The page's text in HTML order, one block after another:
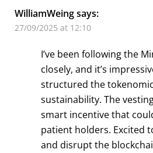
WilliamWeingsays:
27/09/2025 at 12:10
I’ve been following the
closely, and it’s
structured the
sustainability. The
smart incentive that
patient holders. Excited
and disrupt the